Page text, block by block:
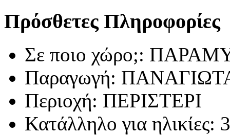
Πρόσθετες Πληροφορίες
Σε ποιο χώρο;:
Παραγωγή:
Περιοχή: ΠΕΡΙΣΤΕΡΙ
Κατάλληλο για ηλικίες: